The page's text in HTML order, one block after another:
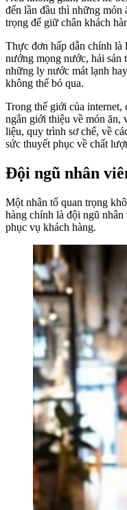
đến lần đầu thì những món
trọng để giữ chân khách
Thực đơn hấp dẫn chính
nướng mọng nước, hải sản
những ly nước mát lạnh
không thể bỏ qua.
Trong thế giới của
ngắn giới thiệu về món ăn,
liệu, quy trình sơ chế, về
sức thuyết phục về chất
Đội ngũ nhân
Một nhân tố quan trọng
hàng chính là đội ngũ
phục vụ khách hàng.